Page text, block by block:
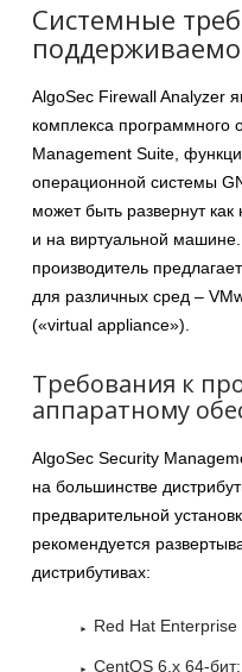
Системные
AlgoSec Firewall Analyzer
комплекса программного
Management Suite,
операционной системы
может быть развернут
и на виртуальной
производитель
для различных сред –
(«virtual appliance»).
Требования к
аппаратному
AlgoSec Security
на большинстве
предварительной
рекомендуется
дистрибутивах:
Red Hat
CentOS 6.x 64-бит;